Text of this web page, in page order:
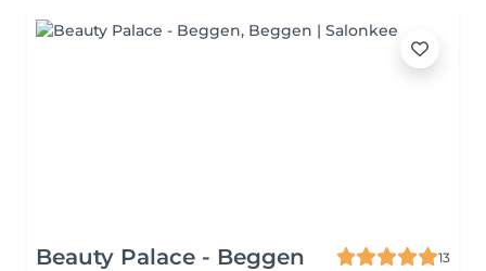
Beauty Palace - Beggen
13